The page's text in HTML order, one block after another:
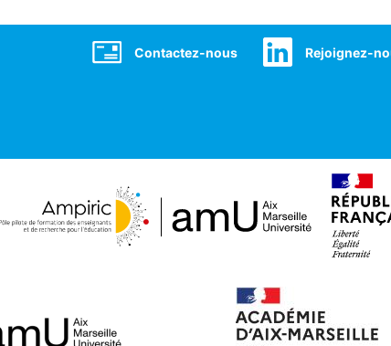
SocialContactez-nous Rejoignez-